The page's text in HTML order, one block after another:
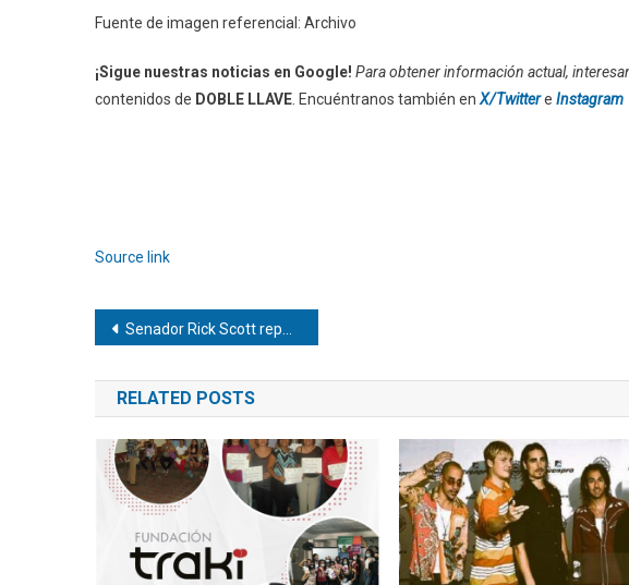
Fuente de imagen referencial: Archivo
¡Sigue nuestras noticias en Google! Para obtener información actual,
contenidos de DOBLE LLAVE. Encuéntranos también enX/Twittere Instagram
Source link
Navegación
de
entradas
Senador Rick Scott repudió la muerte del preso político Víctor Hugo Quero
RELATED POSTS